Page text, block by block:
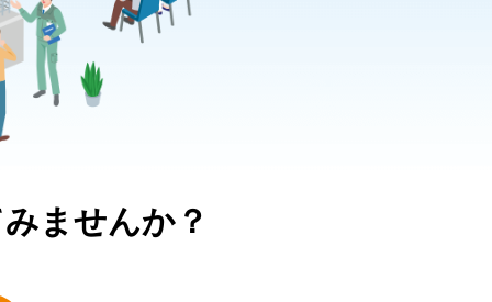
ませんか？